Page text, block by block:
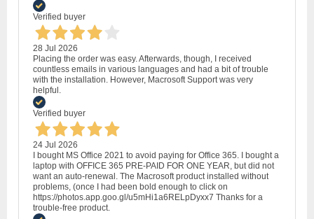
Verified buyer
28 Jul 2026
Placing the order was easy. Afterwards, though, I received
countless emails in various languages and had a bit of trouble
with the installation. However, Macrosoft Support was very
helpful.
Verified buyer
24 Jul 2026
I bought MS Office 2021 to avoid paying for Office 365. I bought a
laptop with OFFICE 365 PRE-PAID FOR ONE YEAR, but did not
want an auto-renewal. The Macrosoft product installed without
problems, (once I had been bold enough to click on
https://photos.app.goo.gl/u5mHi1a6RELpDyxx7 Thanks for a
trouble-free product.